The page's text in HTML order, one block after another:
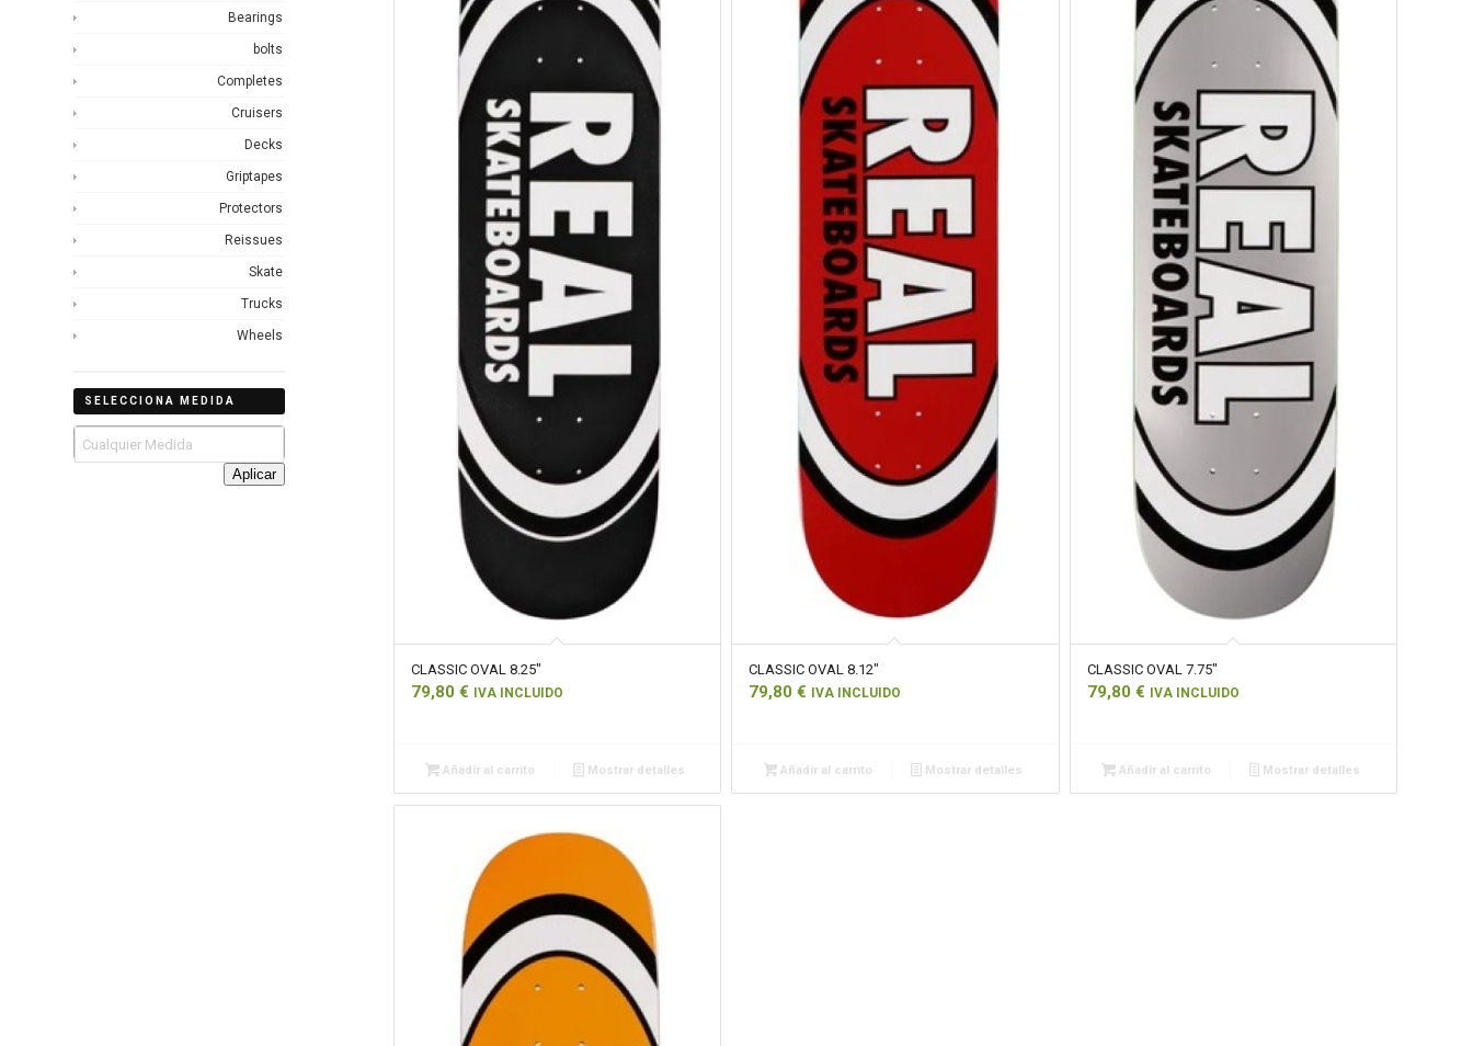
CLASSIC OVAL 8.25″
79,80 € IVA INCLUIDO
Añadir al carrito Mostrar detalles
CLASSIC OVAL 8.12″
79,80€ IVA INCLUIDO
Añadir al carrito Mostrar detalles
CLASSIC OVAL 7.75″
79,80 € IVA INCLUIDO
Añadir al carrito Mostrar detalles
Bearings
bolts
Completes
Cruisers
Decks
Griptapes
Protectors
Reissues
Skate
Trucks
Wheels
SELECCIONA MEDIDA
Aplicar